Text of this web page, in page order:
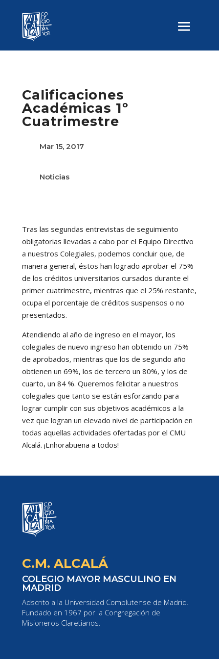
Calificaciones
Académicas 1º
Cuatrimestre
Mar 15, 2017
Noticias
Tras las segundas entrevistas de seguimiento
obligatorias llevadas a cabo por el Equipo Directivo
a nuestros Colegiales, podemos concluir que, de
manera general, éstos han logrado aprobar el 75%
de los créditos universitarios cursados durante el
primer cuatrimestre, mientras que el 25% restante,
ocupa el porcentaje de créditos suspensos o no
presentados.
Atendiendo al año de ingreso en el mayor, los
colegiales de nuevo ingreso han obtenido un 75%
de aprobados, mientras que los de segundo año
obtienen un 69%, los de tercero un 80%, y los de
cuarto, un 84 %. Queremos felicitar a nuestros
colegiales que tanto se están esforzando para
lograr cumplir con sus objetivos académicos a la
vez que logran un elevado nivel de participación en
todas aquellas actividades ofertadas por el CMU
Alcalá. ¡Enhorabuena a todos!
C.M. ALCALÁ
COLEGIO MAYOR MASCULINO EN
MADRID
Adscrito a la Universidad Complutense de Madrid.
Fundado en 1967 por la Congregación de
Misioneros Claretianos.